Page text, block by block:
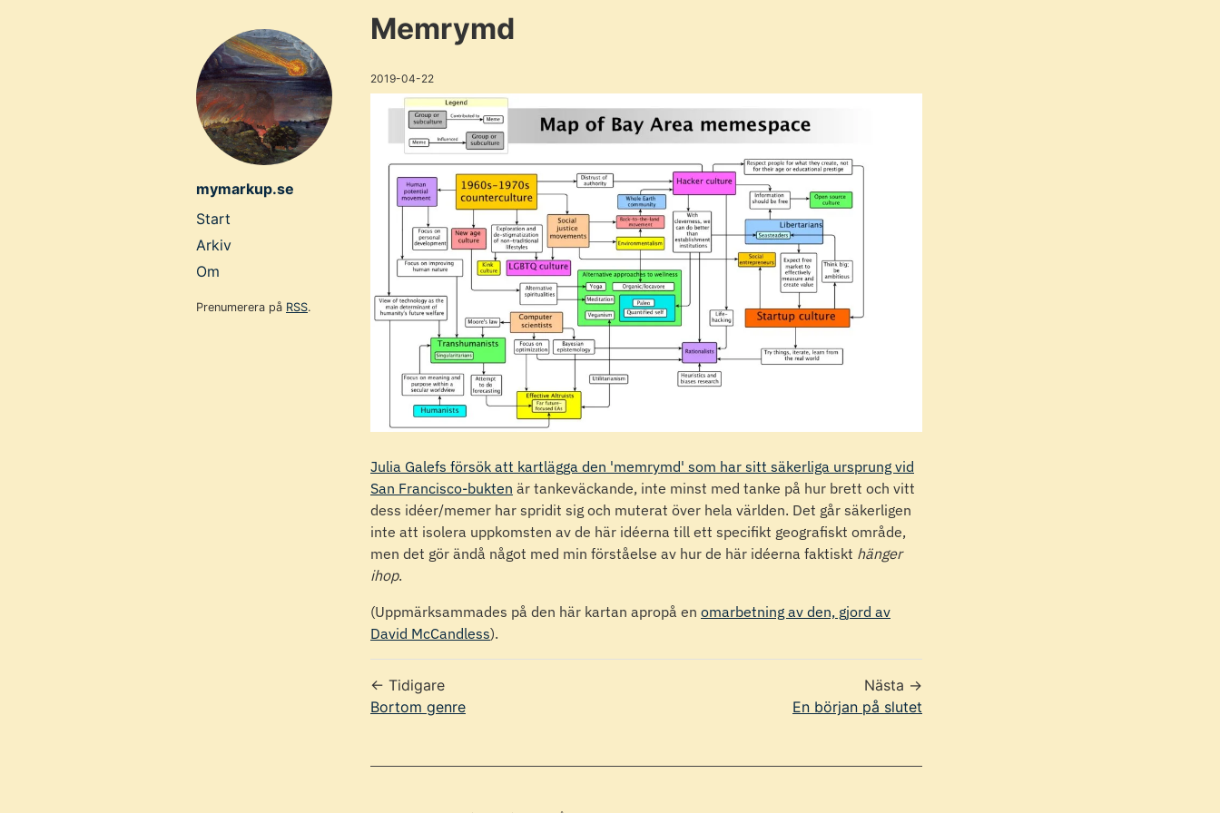
mymarkup.se
Top
level
navigation
menu
Start
Arkiv
Om
Prenumerera på RSS.
Memrymd
2019-04-22
Julia Galefs försök att kartlägga den 'memrymd' som har sitt säkerliga ursprung vid
San Francisco-bukten är tankeväckande, inte minst med tanke på hur brett och vitt
dess idéer/memer har spridit sig och muterat över hela världen. Det går säkerligen
inte att isolera uppkomsten av de här idéerna till ett specifikt geografiskt område,
men det gör ändå något med min förståelse av hur de här idéerna faktiskt hänger
ihop.
(Uppmärksammades på den här kartan apropå en omarbetning av den, gjord av
David McCandless).
← Tidigare
Bortom genre
Nästa →
En början på slutet